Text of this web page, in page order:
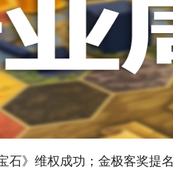
石》维权成功；金极客奖提